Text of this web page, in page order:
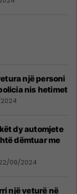
një personi
nis hetimet
dy automjete
dëmtuar me
09/2024
një veturë në